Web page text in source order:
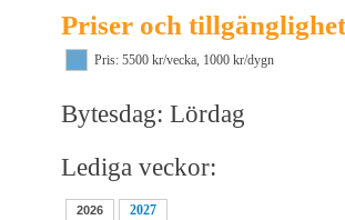
Priser och
Pris: 5500 kr/vecka, 1000 kr/dygn
Bytesdag: Lördag
Lediga veckor:
2026
2027